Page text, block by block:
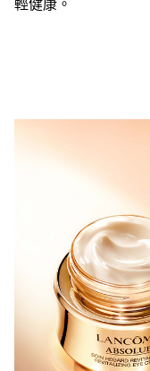
輕健康。